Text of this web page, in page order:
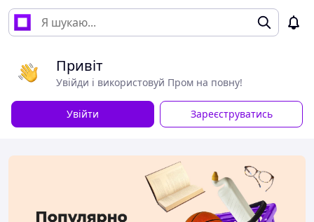
Привіт
Увійди і використовуй Пром на повну!
Увійти Зареєструватись